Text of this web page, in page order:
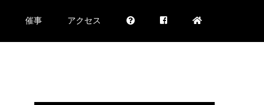
催事 アクセス